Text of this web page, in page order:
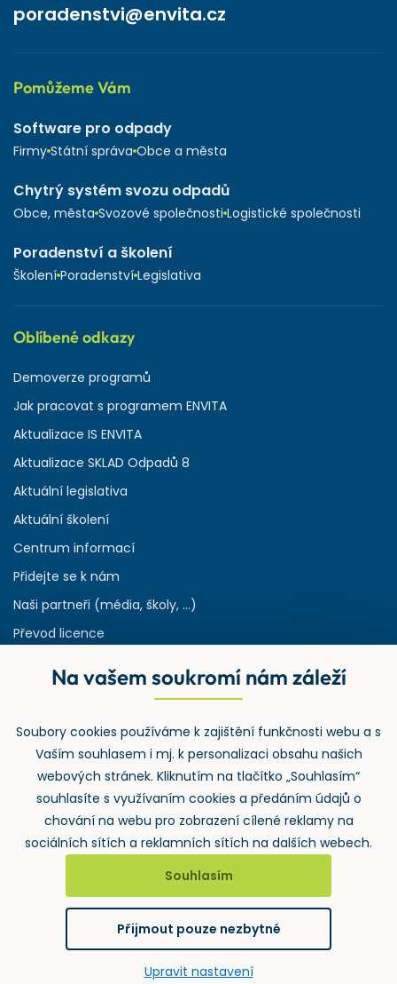
poradenstvi@envita.cz
Pomůžeme Vám
Software pro odpady
Firmy Státní správa Obce a města
Chytrý systém svozu odpadů
Obce, města Svozové společnosti Logistické společnosti
Poradenství a školení
Školení Poradenství Legislativa
Oblíbené odkazy
Demoverze programů
Jak pracovat s programem ENVITA
Aktualizace IS ENVITA
Aktualizace SKLAD Odpadů 8
Aktuální legislativa
Aktuální školení
Centrum informací
Přidejte se k nám
Naši partneři (média, školy, ...)
Převod licence
Rejstřík používaných zkratek v odpadech
Zpětný odběr
Wolters Kluwer ČR, a.s., U nákladového nádraží 3265/10,
130 00 Praha 3 – Strašnice
GDPR
Cookies
Notifikace
vytvořilwebProgress
Na vašem soukromí nám záleží
Soubory cookies používáme k zajištění funkčnosti webu a s
Vaším souhlasem i mj. k personalizaci obsahu našich
webových stránek. Kliknutím na tlačítko „Souhlasím“
souhlasíte s využívaním cookies a předáním údajů o
chování na webu pro zobrazení cílené reklamy na
sociálních sítích a reklamních sítích na dalších webech.
Souhlasím
Přijmout pouze nezbytné
Upravit nastavení